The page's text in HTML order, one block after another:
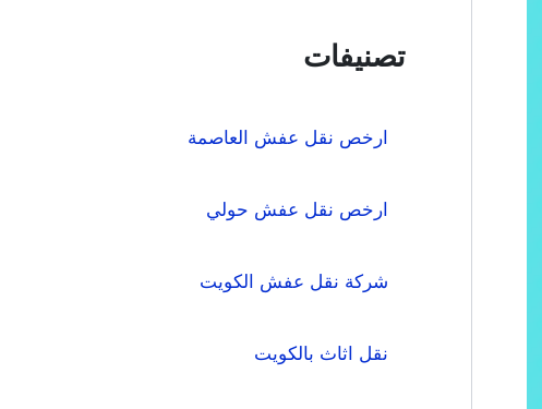
تصنيفات
ارخص نقل عفش العاصمة
ارخص نقل عفش حولي
شركة نقل عفش الكويت
نقل اثاث بالكويت